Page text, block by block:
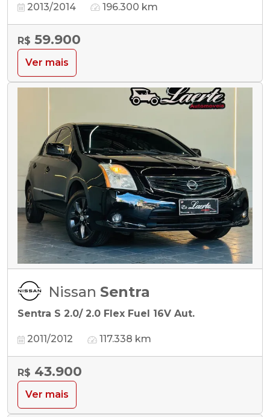
2013/2014 196.300 km
R$ 59.900
Ver mais
Nissan Sentra
Sentra S 2.0/ 2.0 Flex Fuel 16V Aut.
2011/2012 117.338 km
R$ 43.900
Ver mais